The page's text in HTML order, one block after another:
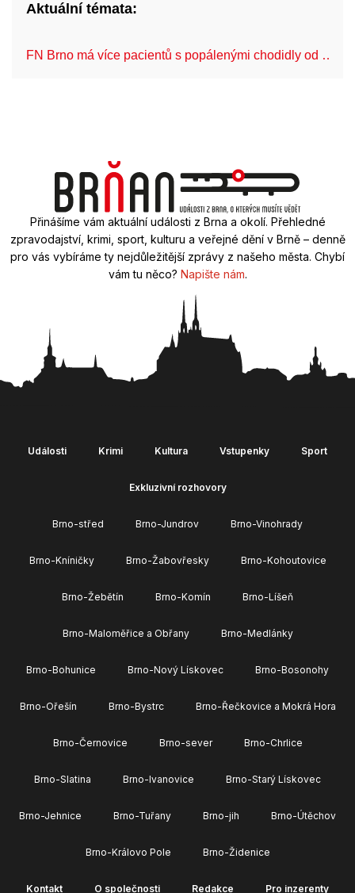
Aktuální témata:
FN Brno má více pacientů s popálenými chodidly od …
Přinášíme vám aktuální události z Brna a okolí. Přehledné
zpravodajství, krimi, sport, kulturu a veřejné dění v Brně – denně
pro vás vybíráme ty nejdůležitější zprávy z našeho města. Chybí
vám tu něco? Napište nám.
Události Krimi Kultura Vstupenky Sport
Exkluzivní rozhovory
Brno-střed Brno-Jundrov Brno-Vinohrady
Brno-Kníničky Brno-Žabovřesky Brno-Kohoutovice
Brno-Žebětín Brno-Komín Brno-Líšeň
Brno-Maloměřice a Obřany Brno-Medlánky
Brno-Bohunice Brno-Nový Lískovec Brno-Bosonohy
Brno-Ořešín Brno-Bystrc Brno-Řečkovice a Mokrá Hora
Brno-Černovice Brno-sever Brno-Chrlice
Brno-Slatina Brno-Ivanovice Brno-Starý Lískovec
Brno-Jehnice Brno-Tuřany Brno-jih Brno-Útěchov
Brno-Královo Pole Brno-Židenice
Kontakt O společnosti Redakce Pro inzerenty